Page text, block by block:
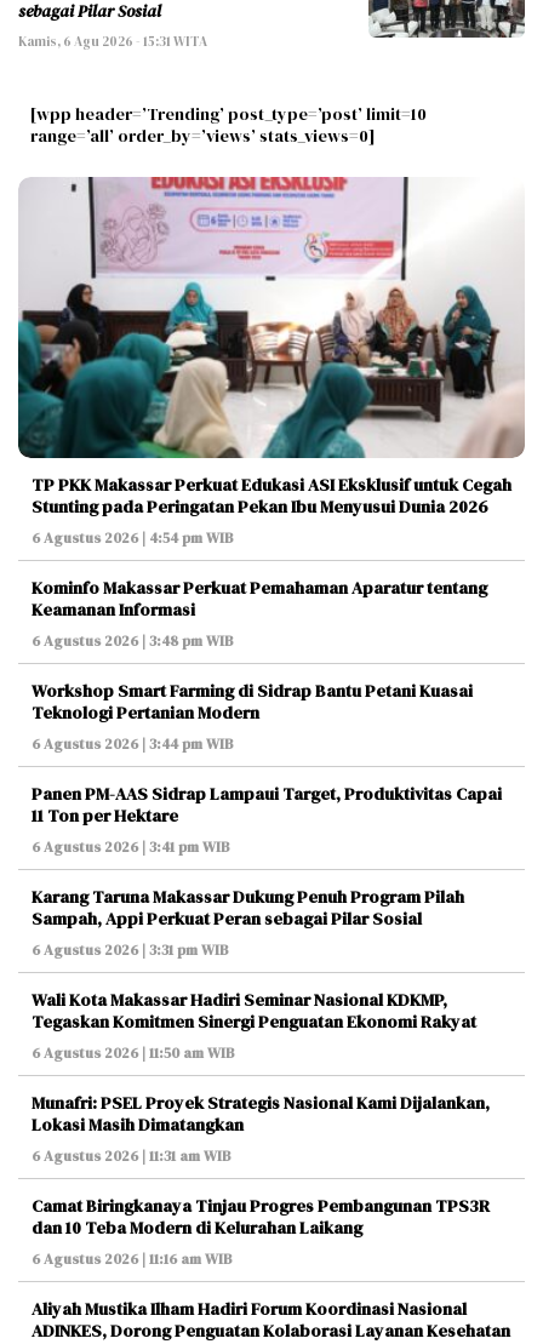
sebagai Pilar Sosial
Kamis, 6 Agu 2026 - 15:31 WITA
[wpp header=’Trending’ post_type=’post’ limit=10
range=’all’ order_by=’views’ stats_views=0]
TP PKK Makassar Perkuat Edukasi ASI Eksklusif untuk Cegah
Stunting pada Peringatan Pekan Ibu Menyusui Dunia 2026
6 Agustus 2026 | 4:54 pm WIB
Kominfo Makassar Perkuat Pemahaman Aparatur tentang
Keamanan Informasi
6 Agustus 2026 | 3:48 pm WIB
Workshop Smart Farming di Sidrap Bantu Petani Kuasai
Teknologi Pertanian Modern
6 Agustus 2026 | 3:44 pm WIB
Panen PM-AAS Sidrap Lampaui Target, Produktivitas Capai
11 Ton per Hektare
6 Agustus 2026 | 3:41 pm WIB
Karang Taruna Makassar Dukung Penuh Program Pilah
Sampah, Appi Perkuat Peran sebagai Pilar Sosial
6 Agustus 2026 | 3:31 pm WIB
Wali Kota Makassar Hadiri Seminar Nasional KDKMP,
Tegaskan Komitmen Sinergi Penguatan Ekonomi Rakyat
6 Agustus 2026 | 11:50 am WIB
Munafri: PSEL Proyek Strategis Nasional Kami Dijalankan,
Lokasi Masih Dimatangkan
6 Agustus 2026 | 11:31 am WIB
Camat Biringkanaya Tinjau Progres Pembangunan TPS3R
dan 10 Teba Modern di Kelurahan Laikang
6 Agustus 2026 | 11:16 am WIB
Aliyah Mustika Ilham Hadiri Forum Koordinasi Nasional
ADINKES, Dorong Penguatan Kolaborasi Layanan Kesehatan